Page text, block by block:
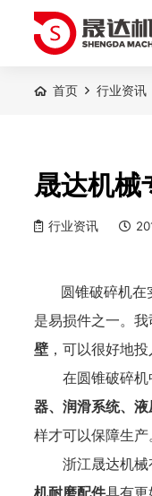
首页 行业资讯
晟达机械
行业资讯
圆锥破碎机
是易损件之一。
壁，可以很好地
在圆锥破碎机
器、润滑系统、
样才可以保障生产
浙江晟达机械有
机耐磨配件具有更